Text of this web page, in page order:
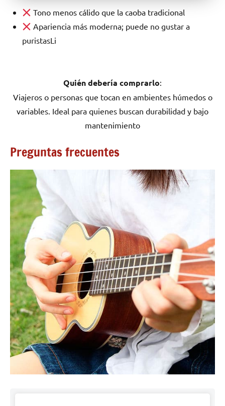
Tono menos cálido que la caoba tradicional
Apariencia más moderna; puede no gustar a
puristasLi
Quién debería comprarlo:
Viajeros o personas que tocan en ambientes húmedos o
variables. Ideal para quienes buscan durabilidad y bajo
mantenimiento
Preguntas frecuentes